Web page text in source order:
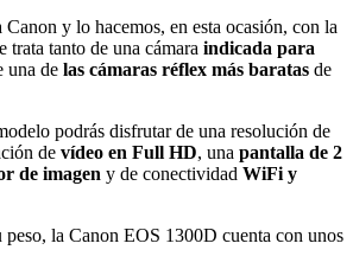
Canon y lo hacemos, en esta ocasión, con la
tanto de una cámara indicada para
una de las cámaras réflex más baratas de
podrás disfrutar de una resolución de
de vídeo en Full HD, una pantalla de 2
de imagen y de conectividad WiFi y
peso, la Canon EOS 1300D cuenta con unos